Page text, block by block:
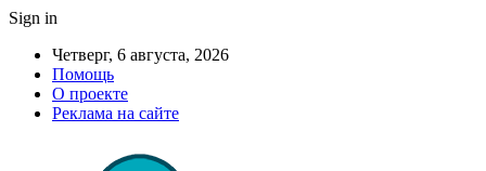
Sign in
Четверг, 6 августа, 2026
Помощь
О проекте
Реклама на сайте